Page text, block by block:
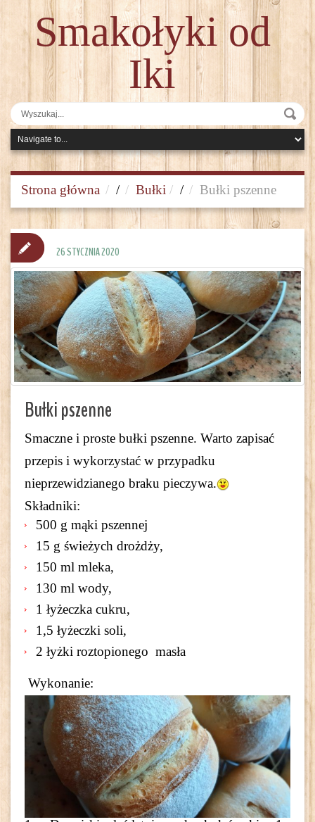
Smakołyki od
Iki
Strona główna / Bułki / Bułki pszenne
Bułki pszenne
Smaczne i proste bułki pszenne. Warto zapisać
przepis i wykorzystać w przypadku
nieprzewidzianego braku pieczywa.
Składniki:
500 g mąki pszennej
15 g świeżych drożdży,
150 ml mleka,
130 ml wody,
1 łyżeczka cukru,
1,5 łyżeczki soli,
2 łyżki roztopionego masła
Wykonanie:
26 STYCZNIA 2020